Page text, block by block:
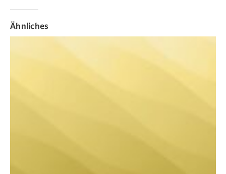
Ähnliches